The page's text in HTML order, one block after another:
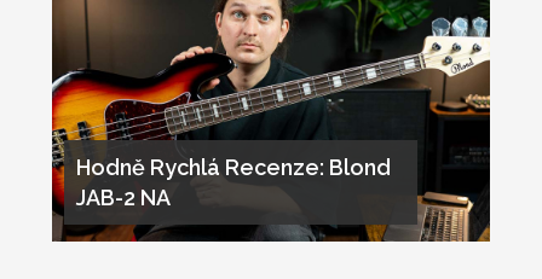
Hodně Rychlá Recenze: Blond
JAB-2 NA